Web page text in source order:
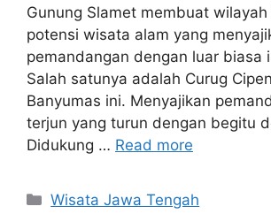
Gunung Slamet membuat
potensi wisata alam yang
pemandangan dengan luar biasa
Salah satunya adalah Curug
Banyumas ini. Menyajikan
terjun yang turun dengan begitu
Didukung … Read more
Categories
Wisata Jawa Tengah